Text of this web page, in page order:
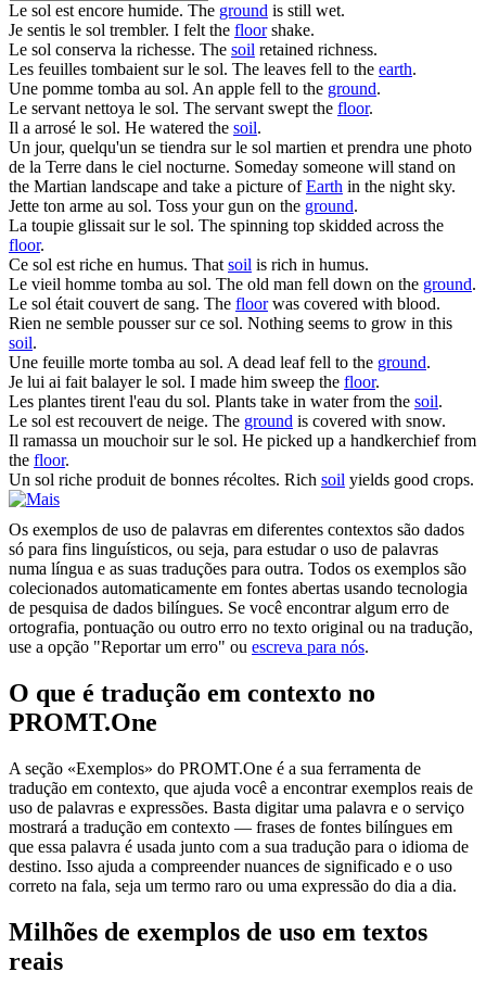
Le sol est encore humide. The ground is still wet.
Je sentis le sol trembler. I felt the floorshake.
Le sol conserva la richesse. The soil retained richness.
Les feuilles tombaient sur le sol. The leaves fell to the earth.
Une pomme tomba au sol. An apple fell to the ground.
Le servant nettoya le sol. The servant swept the floor.
Il a arrosé le sol. He watered the soil.
Un jour, quelqu'un se tiendra sur le sol martien et prendra une photo
de la Terre dans le ciel nocturne. Someday someone will stand on
the Martian landscape and take a picture ofEarth in the night sky.
Jette ton arme au sol. Toss your gun on the ground.
La toupie glissait sur le sol. The spinning top skidded across the
floor.
Ce sol est riche en humus. Thatsoil is rich in humus.
Le vieil homme tomba au sol. The old man fell down on the ground.
Le sol était couvert de sang. The floorwas covered with blood.
Rien ne semble pousser sur ce sol. Nothing seems to grow in this
soil.
Une feuille morte tomba au sol. A dead leaf fell to the ground.
Je lui ai fait balayer le sol. I made him sweep the floor.
Les plantes tirent l'eau du sol. Plants take in water from the soil.
Le sol est recouvert de neige. The ground is covered with snow.
Il ramassa un mouchoir sur le sol. He picked up a handkerchief from
the floor.
Un sol riche produit de bonnes récoltes. Rich soil yields good crops.
Os exemplos de uso de palavras em diferentes contextos são dados
só para fins linguísticos, ou seja, para estudar o uso de palavras
numa língua e as suas traduções para outra. Todos os exemplos são
colecionados automaticamente em fontes abertas usando tecnologia
de pesquisa de dados bilíngues. Se você encontrar algum erro de
ortografia, pontuação ou outro erro no texto original ou na tradução,
use a opção "Reportar um erro" ou escreva para nós.
O que é tradução em contexto no
PROMT.One
A seção «Exemplos» do PROMT.One é a sua ferramenta de
tradução em contexto, que ajuda você a encontrar exemplos reais de
uso de palavras e expressões. Basta digitar uma palavra e o serviço
mostrará a tradução em contexto — frases de fontes bilíngues em
que essa palavra é usada junto com a sua tradução para o idioma de
destino. Isso ajuda a compreender nuances de significado e o uso
correto na fala, seja um termo raro ou uma expressão do dia a dia.
Milhões de exemplos de uso em textos
reais